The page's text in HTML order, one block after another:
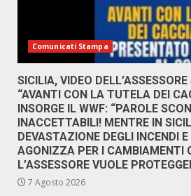
Comunicati Stampa
SICILIA, VIDEO
“AVANTI CON LA TUTELA DEI
INSORGE IL WWF: “PAROLE
INACCETTABILI! MENTRE IN
DEVASTAZIONE DEGLI INCENDI
AGONIZZA PER I CAMBIAMENTI
L’ASSESSORE VUOLE
7 Agosto 2026